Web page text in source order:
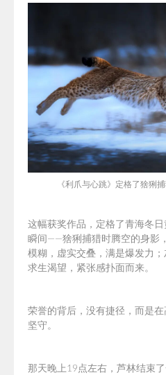
《利爪与心跳》定格了猞猁
这幅获奖作品，定格了青海冬
瞬间——猞猁捕猎时腾空的身影
模糊，虚实交叠，满是爆发力
求生渴望，紧张感扑面而来。
荣誉的背后，没有捷径，而是
坚守。
那天晚上19点左右，芦林结束